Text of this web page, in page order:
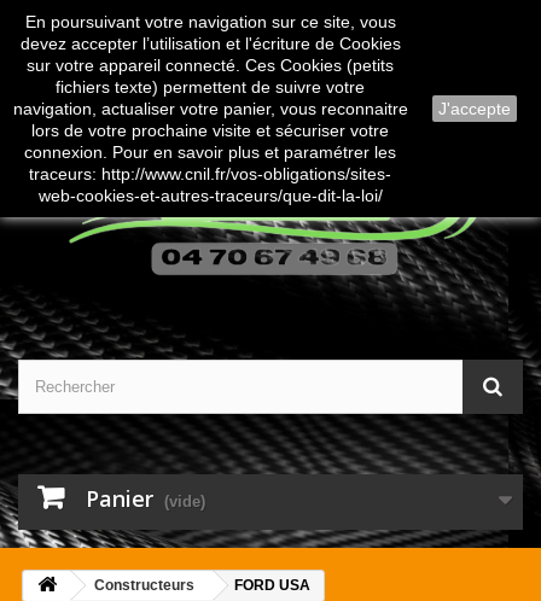
Contactez-nous
Panier (vide)
Constructeurs FORD USA
En poursuivant votre navigation sur ce site, vous
devez accepter l’utilisation et l'écriture de Cookies
sur votre appareil connecté. Ces Cookies (petits
fichiers texte) permettent de suivre votre
navigation, actualiser votre panier, vous reconnaitre
lors de votre prochaine visite et sécuriser votre
connexion. Pour en savoir plus et paramétrer les
traceurs: http://www.cnil.fr/vos-obligations/sites-
web-cookies-et-autres-traceurs/que-dit-la-loi/
J'accepte